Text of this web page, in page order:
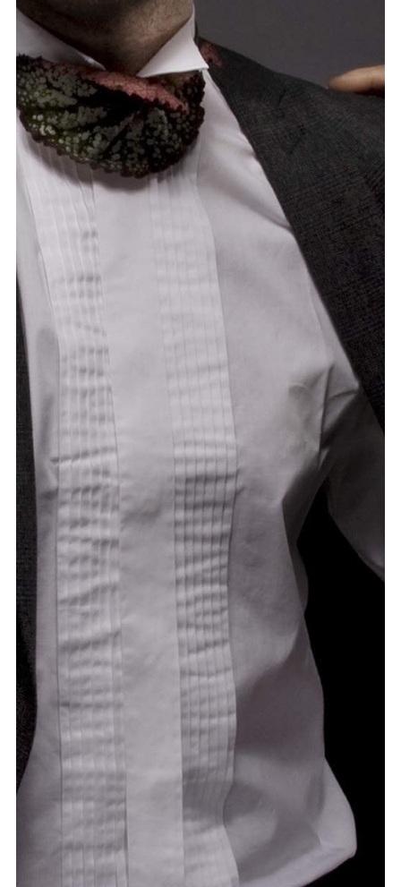
Graduation
2026
2025
2024
meer...
Collectie Arnhem
2026 PLaY aT YoUR OWN RIsK
2025
TWENTYFIVE
2024
FORMICATION
meer...
Projects
2026 TRANSFORMATION
2026 HYPERPLASTICITY + SUPERNORMAL
2025
HEADPIECES
meer...
Volg de afdeling
Language
en
nl
Onderdeel van
ArtEZ hogeschool
voor de kunsten